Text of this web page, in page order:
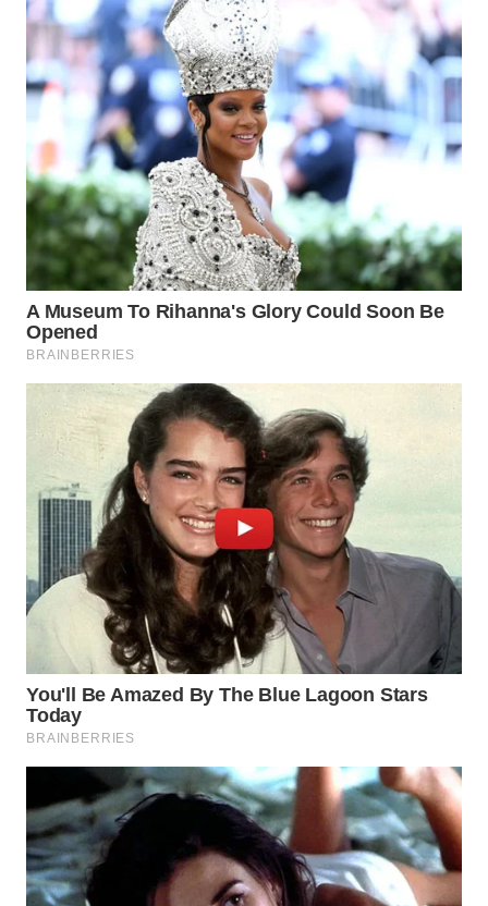
WN
INDRAMAYU
KUNINGAN
WN
MAJALENGKA
WN
SUBANG
WN
SUKABUMI
PURWAKARTA
WN
PRIANGAN
TIMUR
WN
SEMARANG
WN
SOLO
BOROBUDUR
WN
MADURA